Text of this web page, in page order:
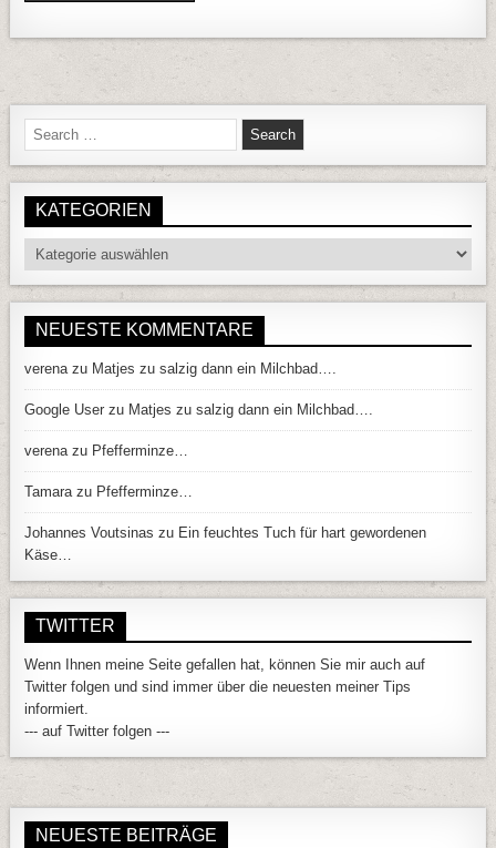
Search for:
KATEGORIEN
Kategorien
NEUESTE KOMMENTARE
verenazu Matjes zu salzig dann ein Milchbad….
Google User zu Matjes zu salzig dann ein Milchbad….
verenazu Pfefferminze…
Tamarazu Pfefferminze…
Johannes Voutsinas zu Ein feuchtes Tuch für hart gewordenen
Käse…
TWITTER
Wenn Ihnen meine Seite gefallen hat, können Sie mir auch auf
Twitter folgen und sind immer über die neuesten meiner Tips
informiert.
--- auf Twitter folgen ---
NEUESTE BEITRÄGE